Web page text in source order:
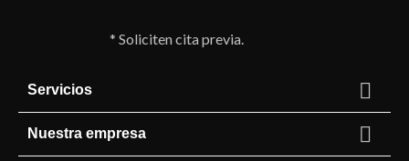
* Soliciten cita previa.
Servicios 
Nuestra empresa 